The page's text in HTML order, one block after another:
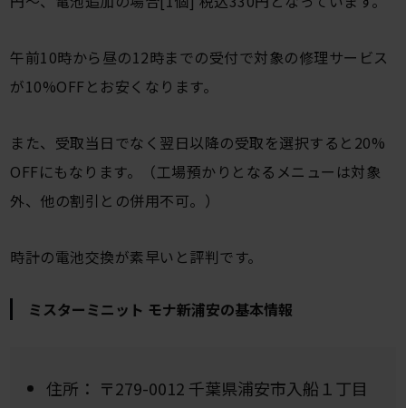
午前10時から昼の12時までの受付で対象の修理サービス
が10%OFFとお安くなります。
また、受取当日でなく翌日以降の受取を選択すると20%
OFFにもなります。（工場預かりとなるメニューは対象
外、他の割引との併用不可。）
時計の電池交換が素早いと評判です。
ミスターミニット モナ新浦安の基本情報
住所： 〒279-0012 千葉県浦安市入船１丁目